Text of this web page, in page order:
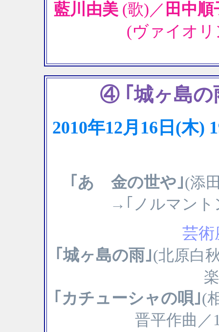
藍川由美 (歌)／ 田中
(ヴァイオリ
④ ｢城ヶ島の
2010年12月16日(木)
｢あゝ金の世や｣(添
→｢ノルマント
芸術
｢城ヶ島の雨｣(北原白
｢カチューシャの唄｣(
晋平作曲／